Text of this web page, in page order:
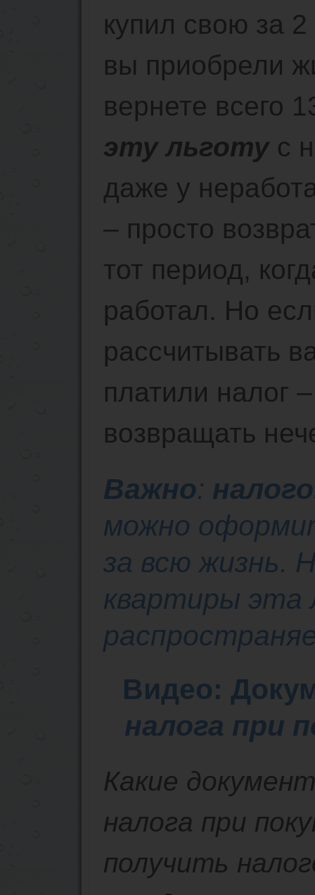
купил свою за
вы приобрели
вернете всего
эту льготус
даже у
– просто
тот период,
работал. Но
рассчитывать
платили налог
возвращать
Важно:
можно
за всю жизнь.
квартиры эта
Видео:
налога при
Какие
налога при
получить